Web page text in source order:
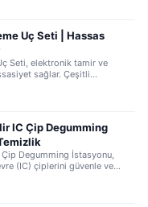
Profesyonel tamirciler için
Uç Seti | Hassas
Seti, elektronik tamir ve
sağlar. Çeşitli
her türlü SMD bileşenine
ısı dağılımı ile güvenli
IC Çip Degumming
Çip Degumming İstasyonu,
(IC) çiplerini güvenle ve
tasarlanmıştır.
özellikleri